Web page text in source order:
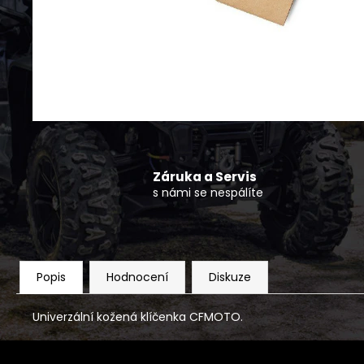
Záruka a Servis
s námi se nespálíte
Popis Hodnocení Diskuze
Univerzální kožená klíčenka CFMOTO.
ČTYŘKOLKA CFMOTO GLADIATOR C5-A